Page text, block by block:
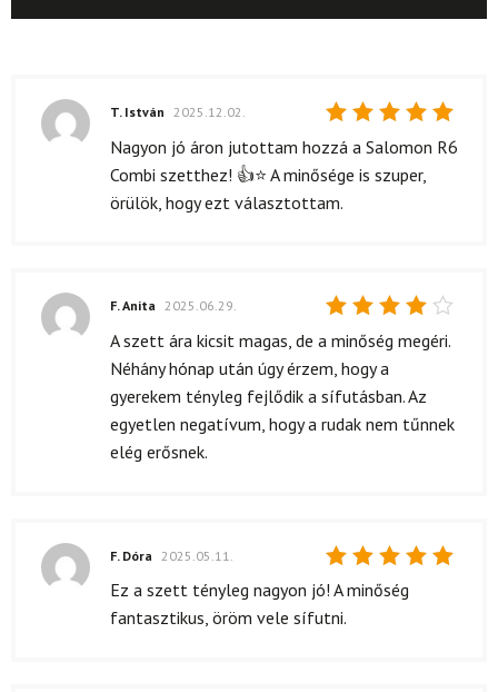
Értékelés:
T. István 2025.12.02.
Nagyon jó áron jutottam hozzá a Salomon R6
Combi szetthez! 👍⭐ A minősége is szuper,
örülök, hogy ezt választottam.
Értékelés:
/ 5
F. Anita 2025.06.29.
A szett ára kicsit magas, de a minőség megéri.
Néhány hónap után úgy érzem, hogy a
gyerekem tényleg fejlődik a sífutásban. Az
egyetlen negatívum, hogy a rudak nem tűnnek
elég erősnek.
Értékelés:
F. Dóra 2025.05.11.
Ez a szett tényleg nagyon jó! A minőség
fantasztikus, öröm vele sífutni.